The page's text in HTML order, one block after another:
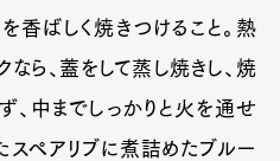
香ばしく焼きつけること。熱
ら、蓋をして蒸し焼きし、焼
、中までしっかりと火を通せ
スペアリブに煮詰めたブルー